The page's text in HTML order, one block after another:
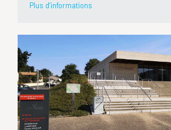
Plus d’informations